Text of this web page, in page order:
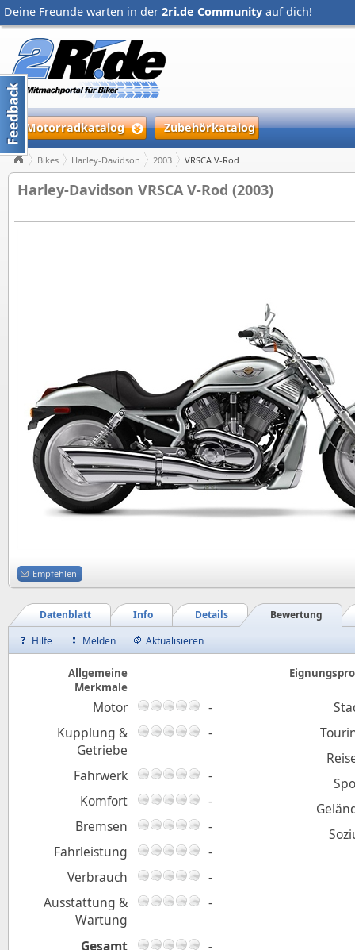
Deine Freunde warten in der 2ri.de Community auf dich!
Motorradkatalog Zubehörkatalog
Bikes Harley-Davidson 2003 VRSCA V-Rod
Harley-Davidson VRSCA V-Rod (2003)
Empfehlen
Bewertung
Details
Info
Datenblatt
Hilfe
Melden Aktualisieren
Allgemeine
Merkmale
Motor
-
Kupplung &
Getriebe
-
Fahrwerk
-
Komfort
-
Bremsen
-
Fahrleistung
-
Verbrauch
-
Ausstattung &
Wartung
-
Gesamt -